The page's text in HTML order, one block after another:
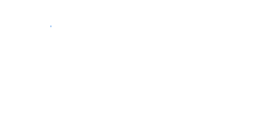
господарів, схожих на вас